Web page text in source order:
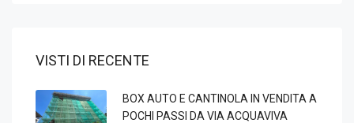
VISTI DI RECENTE
BOX AUTO E CANTINOLA IN VENDITA A
POCHI PASSI DA VIA ACQUAVIVA